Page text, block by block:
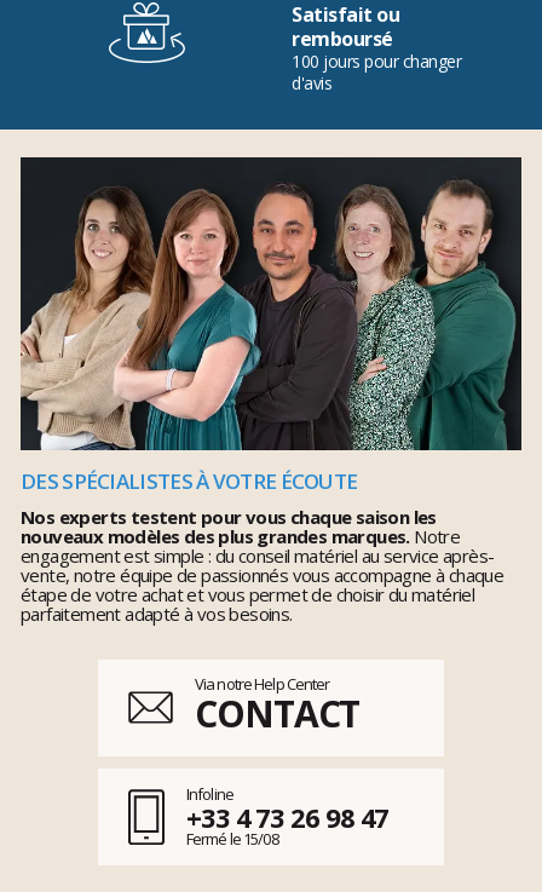
Satisfait ou
remboursé
100 jours pour changer
d'avis
DES SPÉCIALISTES À VOTRE ÉCOUTE
Nos experts testent pour vous chaque saison les
nouveaux modèles des plus grandes marques.Notre
engagement est simple : du conseil matériel au service après-
vente, notre équipe de passionnés vous accompagne à chaque
étape de votre achat et vous permet de choisir du matériel
parfaitement adapté à vos besoins.
Via notre Help Center
CONTACT
Infoline
+33 4 73 26 98 47
Fermé le 15/08